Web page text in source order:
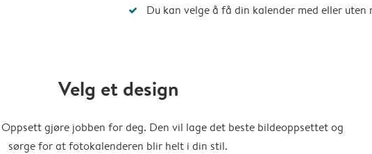
Du kan velge å få din kalender med eller uten
Velg et design
gjøre jobben for deg. Den vil lage det beste bildeoppsettet og
sørge for at fotokalenderen blir helt i din stil.